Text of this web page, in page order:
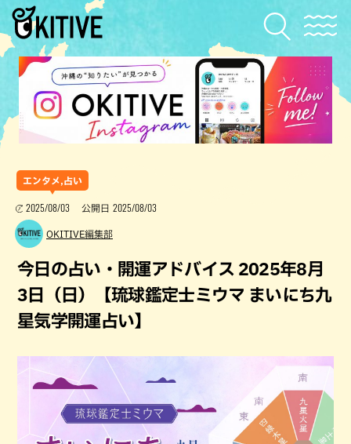
エンタメ,占い
2025/08/03 公開日 2025/08/03
OKITIVE編集部
今日の占い・開運アドバイス 2025年8月
3日（日）【琉球鑑定士ミウマ まいにち九
星気学開運占い】